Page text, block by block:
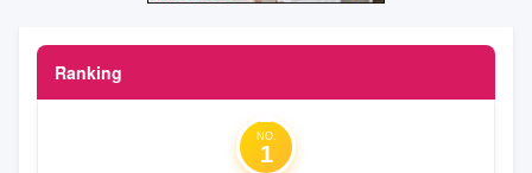
Ranking
NO.
1